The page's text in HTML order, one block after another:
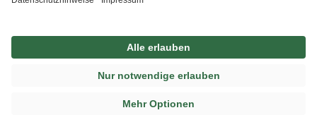
©
Lekkerland SE
Datenschutz
Privatsphäre-Einstellungen